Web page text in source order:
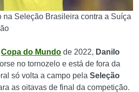
na Seleção Brasileira contra a Suíça
Copa do Mundo de 2022, Danilo
no tornozelo e está de fora da
só volta a campo pela Seleção
as oitavas de final da competição.